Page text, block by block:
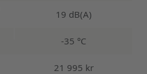
19 dB(A)
-35 °C
21 995 kr